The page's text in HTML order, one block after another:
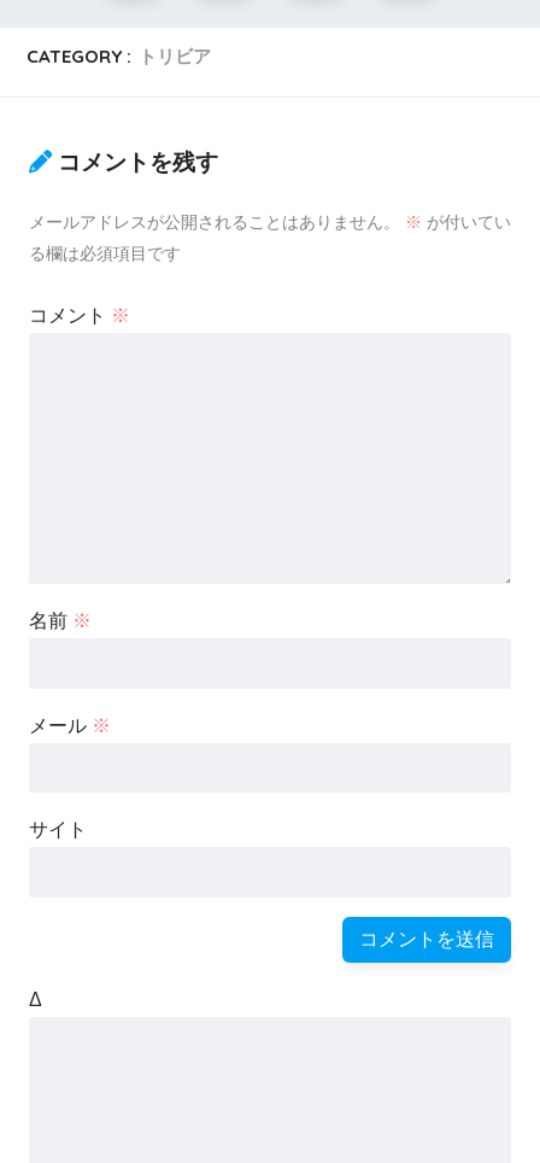
CATEGORY : トリビア
コメントを残す
メールアドレスが公開されることはありません。 ※ が付いてい
る欄は必須項目です
コメント ※
名前 ※
メール ※
サイト
Δ